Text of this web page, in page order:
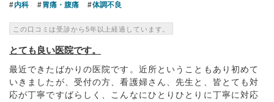
内科 胃痛・腹痛 体調不良
この口コミは受診から5年以上経過しています。
とても良い医院です。
最近できたばかりの医院です。近所ということもあり初めて
いきましたが、受付の方、看護婦さん、先生と、皆とても対
応が丁寧ですばらしく、こんなにひとりひとりに丁寧に対応